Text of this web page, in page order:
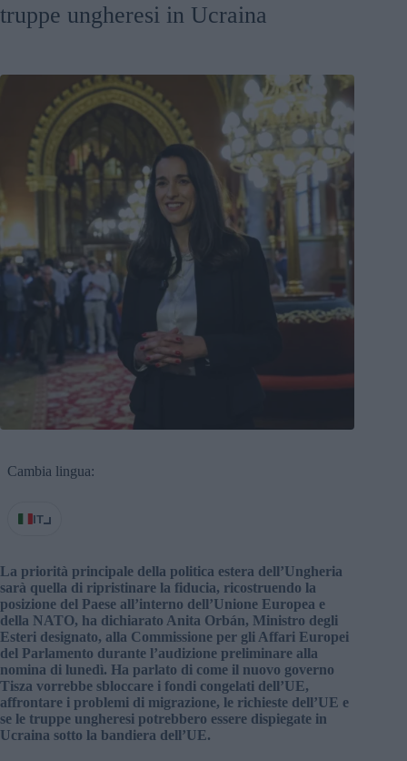
truppe ungheresi in Ucraina
Cambia lingua:
IT
La priorità principale della politica estera dell’Ungheria
sarà quella di ripristinare la fiducia, ricostruendo la
posizione del Paese all’interno dell’Unione Europea e
della NATO, ha dichiarato Anita Orbán, Ministro degli
Esteri designato, alla Commissione per gli Affari Europei
del Parlamento durante l’audizione preliminare alla
nomina di lunedì. Ha parlato di come il nuovo governo
Tisza vorrebbe sbloccare i fondi congelati dell’UE,
affrontare i problemi di migrazione, le richieste dell’UE e
se le truppe ungheresi potrebbero essere dispiegate in
Ucraina sotto la bandiera dell’UE.